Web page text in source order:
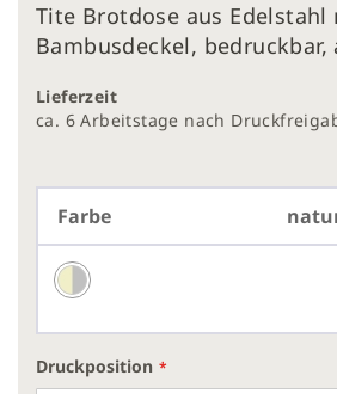
Anfang
der
Tite Brotdose aus Edelstahl
Bambusdeckel, bedruckbar,
Lieferzeit
ca. 6 Arbeitstage nach
Farbe
Druckposition